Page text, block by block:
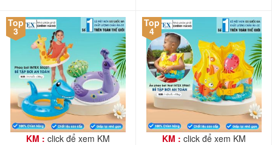
Top
3
KM : click để xem KM
Top
4
KM : click để xem KM